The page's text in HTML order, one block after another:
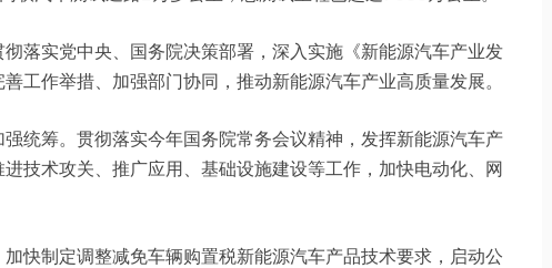
落实党中央、国务院决策部署，深入实施《新能源汽车产业发
作举措、加强部门协同，推动新能源汽车产业高质量发展。
统筹。贯彻落实今年国务院常务会议精神，发挥新能源汽车产
技术攻关、推广应用、基础设施建设等工作，加快电动化、网
快制定调整减免车辆购置税新能源汽车产品技术要求，启动公